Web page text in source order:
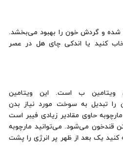
و گردش خون را بهبود می‌بخشد.
کنید یا اندکی چای هل در عصر
ب است. این ویتامین
را تبدیل به سوخت مورد نیاز بدن
حاوی مقادیر زیادی فیبر است
قندخون می‌شود. می‌توانید مارچوبه
کنید یک بعد از ظهر پر انرژی را پشت